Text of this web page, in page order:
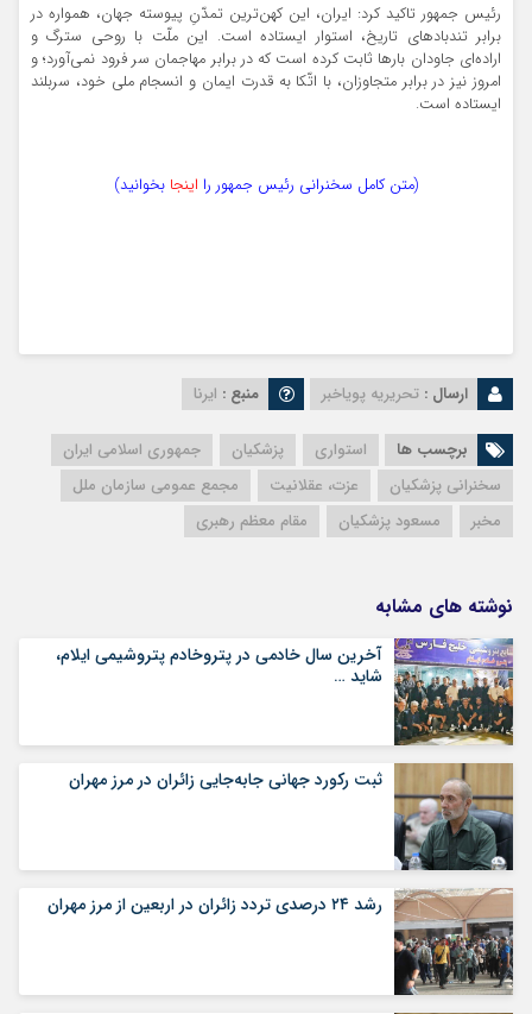
رئیس جمهور تاکید کرد: ایران، این کهن‌ترین تمدّنِ پیوسته‌ جهان، همواره در
برابر تندبادهای تاریخ، استوار ایستاده است. این ملّت با روحی سترگ و
اراده‌ای جاودان بارها ثابت کرده است که در برابر مهاجمان سر فرود نمی‌آورد؛ و
امروز نیز در برابر متجاوزان، با اتّکا به قدرت ایمان و انسجام ملی خود، سربلند
ایستاده است.
(متن کامل سخنرانی رئیس جمهور را اینجا بخوانید)
ارسال : تحریریه پویاخبر منبع : ایرنا
برچسب ها استواری پزشکیان
جمهوری اسلامی ایران
سخنرانی پزشکیان
عزت، عقلانیت
مجمع عمومی سازمان ملل
مخبر
مسعود پزشکیان مقام ‌معظم رهبری
نوشته های مشابه
آخرین سال خادمی در پتروخادم پتروشیمی ایلام،
شاید …
ثبت رکورد جهانی جابه‌جایی زائران در مرز مهران
رشد ۲۴ درصدی تردد زائران در اربعین از مرز مهران